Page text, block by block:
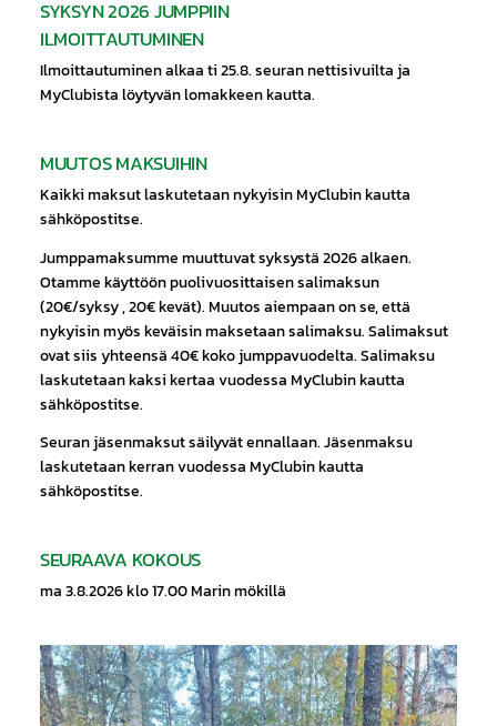
SYKSYN 2026 JUMPPIIN
ILMOITTAUTUMINEN
Ilmoittautuminen alkaa ti 25.8. seuran nettisivuilta ja
MyClubista löytyvän lomakkeen kautta.
MUUTOS MAKSUIHIN
Kaikki maksut laskutetaan nykyisin MyClubin kautta
sähköpostitse.
Jumppamaksumme muuttuvat syksystä 2026 alkaen.
Otamme käyttöön puolivuosittaisen salimaksun
(20€/syksy , 20€ kevät). Muutos aiempaan on se, että
nykyisin myös keväisin maksetaan salimaksu. Salimaksut
ovat siis yhteensä 40€ koko jumppavuodelta. Salimaksu
laskutetaan kaksi kertaa vuodessa MyClubin kautta
sähköpostitse.
Seuran jäsenmaksut säilyvät ennallaan. Jäsenmaksu
laskutetaan kerran vuodessa MyClubin kautta
sähköpostitse.
SEURAAVA KOKOUS
ma 3.8.2026 klo 17.00 Marin mökillä